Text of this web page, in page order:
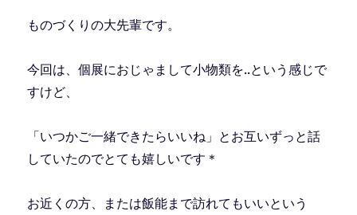
ものづくりの大先輩です。
今回は、個展におじゃまして小物類を..という感じで
すけど、
「いつかご一緒できたらいいね」とお互いずっと話
していたのでとても嬉しいです＊
お近くの方、または飯能まで訪れてもいいという